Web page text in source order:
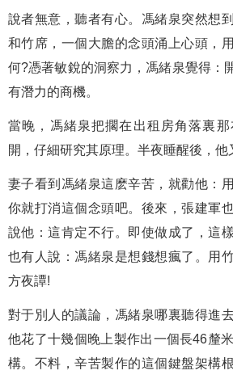
說者無意，聽者有心。馮緒泉突然想
和竹席，一個大膽的念頭涌上心頭，
何?憑著敏銳的洞察力，馮緒泉覺得：
有潛力的商機。
當晚，馮緒泉把擱在出租房角落裏
開，仔細研究其原理。半夜睡醒後，他
妻子看到馮緒泉這麽辛苦，就勸他：
你就打消這個念頭吧。後來，張建軍
說他：這肯定不行。即使做成了，這
也有人說：馮緒泉是想錢想瘋了。用
方夜譚!
對于別人的議論，馮緒泉哪裏聽得進
他花了十幾個晚上製作出一個長46釐
構。不料，辛苦製作的這個鍵盤架構